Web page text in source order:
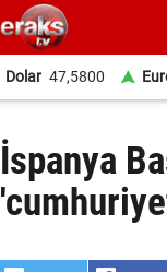
Dolar 47,5800
İspanya